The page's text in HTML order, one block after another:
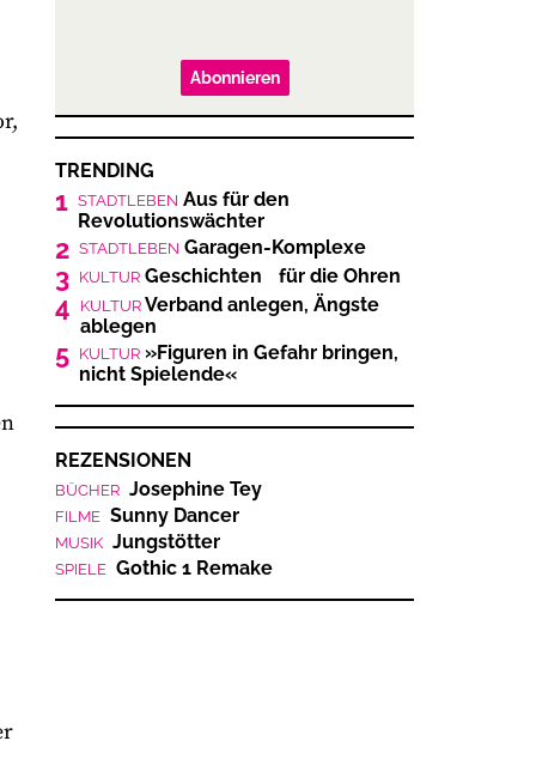
Abonnieren
TRENDING
1 STADTLEBEN Aus für den
Revolutionswächter
2 STADTLEBEN Garagen-Komplexe
3 KULTUR Geschichten für die Ohren
4 KULTUR Verband anlegen, Ängste
ablegen
5 KULTUR »Figuren in Gefahr bringen,
nicht Spielende«
REZENSIONEN
BÜCHER Josephine Tey
FILME Sunny Dancer
MUSIK Jungstötter
SPIELE Gothic 1 Remake